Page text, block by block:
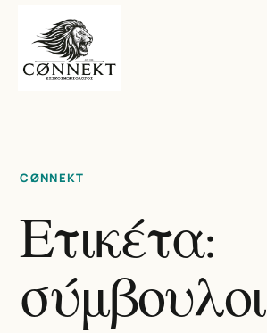
CØNNEKT
Ετικέτα:
σύμβουλοι